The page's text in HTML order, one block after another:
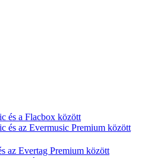
és a Flacbox között
és az Evermusic Premium között
az Evertag Premium között